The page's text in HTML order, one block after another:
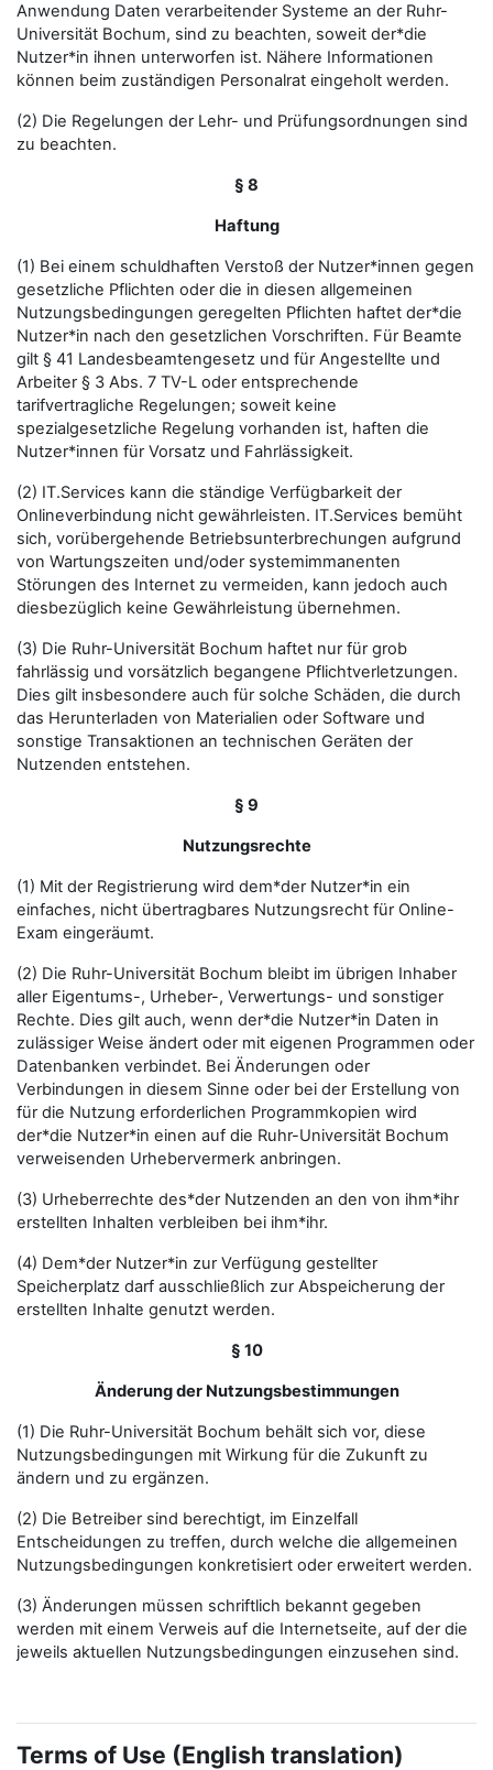
Anwendung Daten verarbeitender Systeme an der Ruhr-
Universität Bochum, sind zu beachten, soweit der*die
Nutzer*in ihnen unterworfen ist. Nähere Informationen
können beim zuständigen Personalrat eingeholt werden.
(2) Die Regelungen der Lehr- und Prüfungsordnungen sind
zu beachten.
§ 8
Haftung
(1) Bei einem schuldhaften Verstoß der Nutzer*innen gegen
gesetzliche Pflichten oder die in diesen allgemeinen
Nutzungsbedingungen geregelten Pflichten haftet der*die
Nutzer*in nach den gesetzlichen Vorschriften. Für Beamte
gilt § 41 Landesbeamtengesetz und für Angestellte und
Arbeiter § 3 Abs. 7 TV-L oder entsprechende
tarifvertragliche Regelungen; soweit keine
spezialgesetzliche Regelung vorhanden ist, haften die
Nutzer*innen für Vorsatz und Fahrlässigkeit.
(2) IT.Services kann die ständige Verfügbarkeit der
Onlineverbindung nicht gewährleisten. IT.Services bemüht
sich, vorübergehende Betriebsunterbrechungen aufgrund
von Wartungszeiten und/oder systemimmanenten
Störungen des Internet zu vermeiden, kann jedoch auch
diesbezüglich keine Gewährleistung übernehmen.
(3) Die Ruhr-Universität Bochum haftet nur für grob
fahrlässig und vorsätzlich begangene Pflichtverletzungen.
Dies gilt insbesondere auch für solche Schäden, die durch
das Herunterladen von Materialien oder Software und
sonstige Transaktionen an technischen Geräten der
Nutzenden entstehen.
§ 9
Nutzungsrechte
(1) Mit der Registrierung wird dem*der Nutzer*in ein
einfaches, nicht übertragbares Nutzungsrecht für Online-
Exam eingeräumt.
(2) Die Ruhr-Universität Bochum bleibt im übrigen Inhaber
aller Eigentums-, Urheber-, Verwertungs- und sonstiger
Rechte. Dies gilt auch, wenn der*die Nutzer*in Daten in
zulässiger Weise ändert oder mit eigenen Programmen oder
Datenbanken verbindet. Bei Änderungen oder
Verbindungen in diesem Sinne oder bei der Erstellung von
für die Nutzung erforderlichen Programmkopien wird
der*die Nutzer*in einen auf die Ruhr-Universität Bochum
verweisenden Urhebervermerk anbringen.
(3) Urheberrechte des*der Nutzenden an den von ihm*ihr
erstellten Inhalten verbleiben bei ihm*ihr.
(4) Dem*der Nutzer*in zur Verfügung gestellter
Speicherplatz darf ausschließlich zur Abspeicherung der
erstellten Inhalte genutzt werden.
§ 10
Änderung der Nutzungsbestimmungen
(1) Die Ruhr-Universität Bochum behält sich vor, diese
Nutzungsbedingungen mit Wirkung für die Zukunft zu
ändern und zu ergänzen.
(2) Die Betreiber sind berechtigt, im Einzelfall
Entscheidungen zu treffen, durch welche die allgemeinen
Nutzungsbedingungen konkretisiert oder erweitert werden.
(3) Änderungen müssen schriftlich bekannt gegeben
werden mit einem Verweis auf die Internetseite, auf der die
jeweils aktuellen Nutzungsbedingungen einzusehen sind.
Terms of Use (English translation)